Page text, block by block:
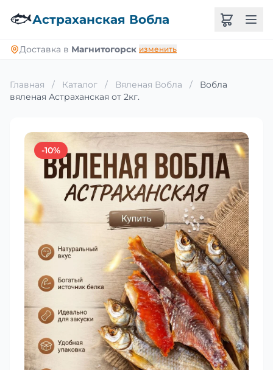
🐟Астраханская Вобла
Доставка в Магнитогорск изменить
Главная / Каталог / Вяленая Вобла /
Вобла
вяленая Астраханская от 2кг.
-10%